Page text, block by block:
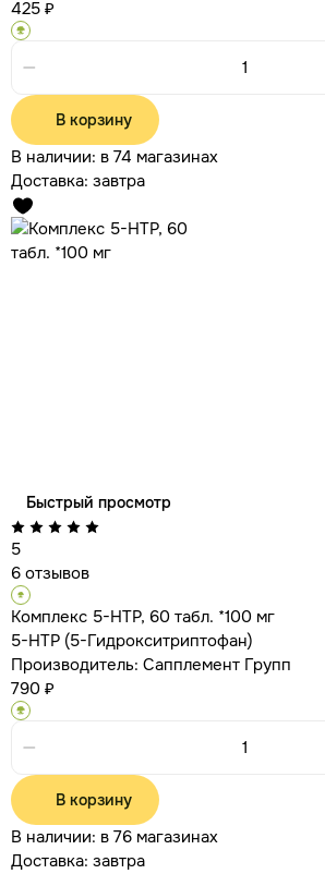
425 ₽
В корзину
В наличии: в 74 магазинах
Доставка: завтра
Быстрый просмотр
5
6 отзывов
Комплекс 5-HTP, 60 табл. *100 мг
5-HTP (5-Гидрокситриптофан)
Производитель: Сапплемент Групп
790 ₽
В корзину
В наличии: в 76 магазинах
Доставка: завтра